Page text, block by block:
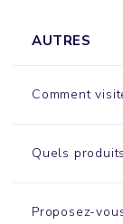
AUTRES
Comment
Quels
Proposez-